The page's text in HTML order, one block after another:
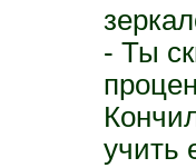
- Ты
учить